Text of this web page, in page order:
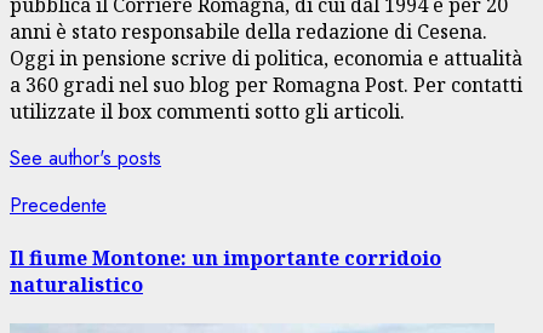
anni è stato responsabile della redazione di Cesena.
Oggi in pensione scrive di politica, economia e attualità
a 360 gradi nel suo blog per Romagna Post. Per contatti
utilizzate il box commenti sotto gli articoli.
See author's posts
Navigazione
articolo
Precedente
Il fiume Montone: un importante corridoio
naturalistico